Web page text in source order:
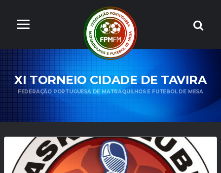
XI TORNEIO CIDADE DE TAVIRA
FEDERAÇÃO PORTUGUESA DE MATRAQUILHOS E FUTEBOL DE MESA